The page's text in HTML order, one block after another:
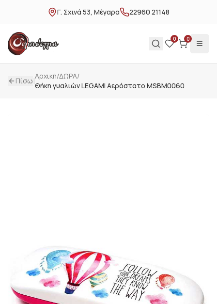
Γ. Σχινά 53, Μέγαρα 22960 21148
0 0
Πίσω|Αρχική/ΔΩΡΑ/
Θήκη γυαλιών LEGAMI Αερόστατο MSBM0060